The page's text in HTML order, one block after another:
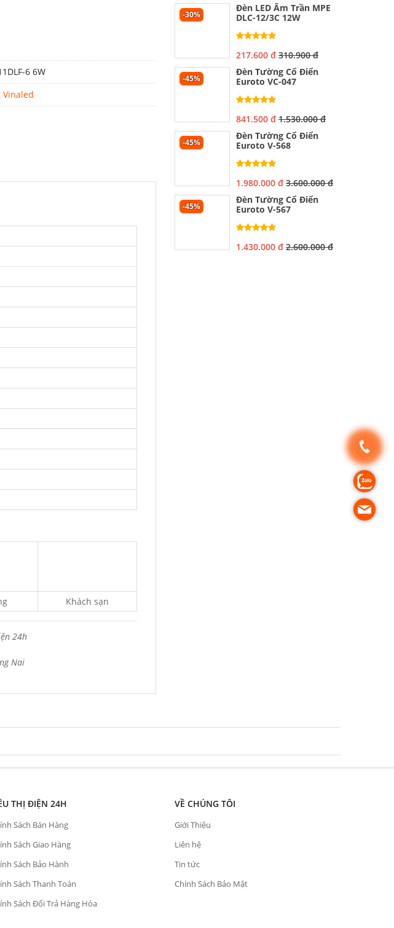
6 6W
Khách sạn
24h
Nai
-30%
Đèn LED Âm Trần MPE
DLC-12/3C 12W
217.600 đ 310.900 đ
-45%
Đèn Tường Cổ Điển
Euroto VC-047
841.500 đ 1.530.000 đ
-45%
Đèn Tường Cổ Điển
Euroto V-568
1.980.000 đ 3.600.000 đ
-45%
Đèn Tường Cổ Điển
Euroto V-567
1.430.000 đ 2.600.000 đ
THỊ ĐIỆN 24H
Sách Bán Hàng
Sách Giao Hàng
Sách Bảo Hành
Sách Thanh Toán
Sách Đổi Trả Hàng Hóa
VỀ CHÚNG TÔI
Giới Thiệu
Liên hệ
Tin tức
Chính Sách Bảo Mật